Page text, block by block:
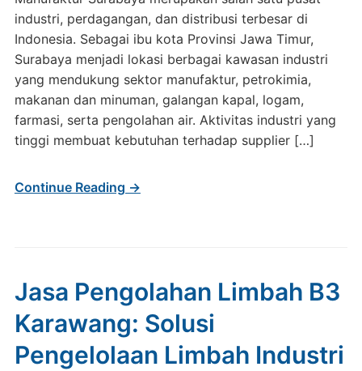
industri, perdagangan, dan distribusi terbesar di
Indonesia. Sebagai ibu kota Provinsi Jawa Timur,
Surabaya menjadi lokasi berbagai kawasan industri
yang mendukung sektor manufaktur, petrokimia,
makanan dan minuman, galangan kapal, logam,
farmasi, serta pengolahan air. Aktivitas industri yang
tinggi membuat kebutuhan terhadap supplier […]
Continue Reading →
Jasa Pengolahan Limbah B3
Karawang: Solusi
Pengelolaan Limbah Industri